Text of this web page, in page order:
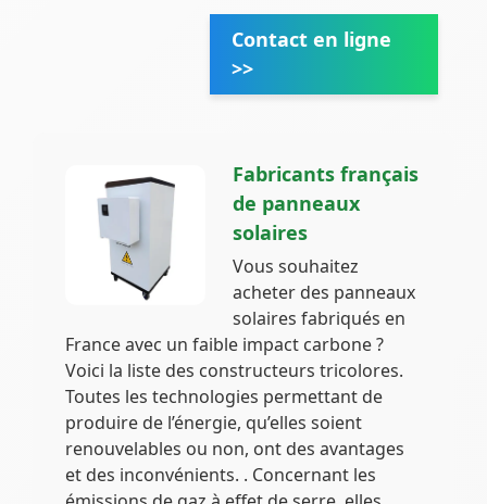
Contact en ligne
>>
Fabricants français
de panneaux
solaires
Vous souhaitez
acheter des panneaux
solaires fabriqués en
France avec un faible impact carbone ?
Voici la liste des constructeurs tricolores.
Toutes les technologies permettant de
produire de l’énergie, qu’elles soient
renouvelables ou non, ont des avantages
et des inconvénients. . Concernant les